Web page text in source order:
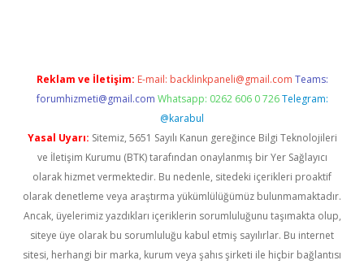
Reklam ve İletişim: E-mail: backlinkpaneli@gmail.com Teams:
forumhizmeti@gmail.com Whatsapp: 0262 606 0 726 Telegram:
@karabul
Yasal Uyarı: Sitemiz, 5651 Sayılı Kanun gereğince Bilgi Teknolojileri
ve İletişim Kurumu (BTK) tarafından onaylanmış bir Yer Sağlayıcı
olarak hizmet vermektedir. Bu nedenle, sitedeki içerikleri proaktif
olarak denetleme veya araştırma yükümlülüğümüz bulunmamaktadır.
Ancak, üyelerimiz yazdıkları içeriklerin sorumluluğunu taşımakta olup,
siteye üye olarak bu sorumluluğu kabul etmiş sayılırlar. Bu internet
sitesi, herhangi bir marka, kurum veya şahıs şirketi ile hiçbir bağlantısı